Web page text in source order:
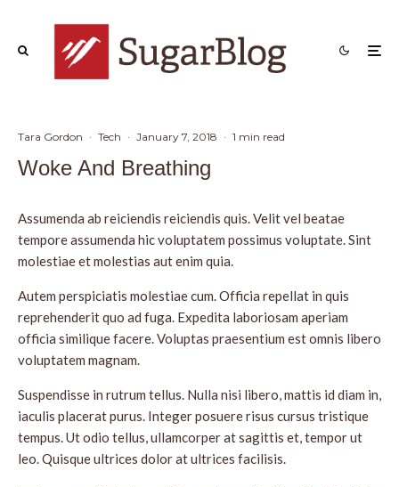
Tara Gordon · Tech · January 7, 2018 · 1 min read
Woke And Breathing
Assumenda ab reiciendis reiciendis quis. Velit vel beatae
tempore assumenda hic voluptatem possimus voluptate. Sint
molestiae et molestias aut enim quia.
Autem perspiciatis molestiae cum. Officia repellat in quis
reprehenderit quo ad fuga. Expedita laboriosam aperiam
officia similique facere. Voluptas praesentium est omnis libero
voluptatem magnam.
Suspendisse in rutrum tellus. Nulla nisi libero, mattis id diam in,
iaculis placerat purus. Integer posuere risus cursus tristique
tempus. Ut odio tellus, ullamcorper at sagittis et, tempor ut
leo. Quisque ultrices dolor at ultrices facilisis.